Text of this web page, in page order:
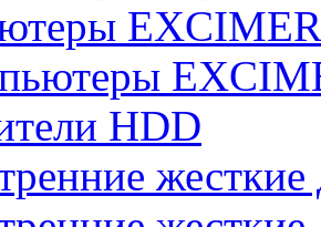
HDD